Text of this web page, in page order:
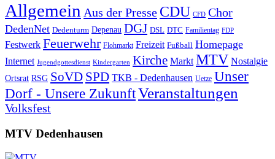
Allgemein Aus der Presse CDU CFD Chor
DedenNet Dedenturm Depenau DGJ DSL DTC Familientag FDP
Festwerk Feuerwehr Flohmarkt Freizeit Fußball Homepage
Internet Jugendgottesdienst Kindergarten Kirche Markt MTV Nostalgie
Ortsrat RSG SoVD SPD TKB - Dedenhausen Uetze Unser
Dorf - Unsere ZukunftVeranstaltungen
Volksfest
MTV Dedenhausen